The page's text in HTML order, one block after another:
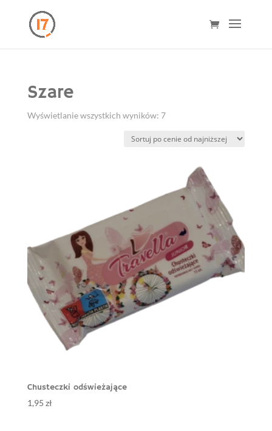
Szare
Wyświetlanie wszystkich wyników: 7Posortowane
ceny:
wysokiej
Chusteczki odświeżające
1,95 zł